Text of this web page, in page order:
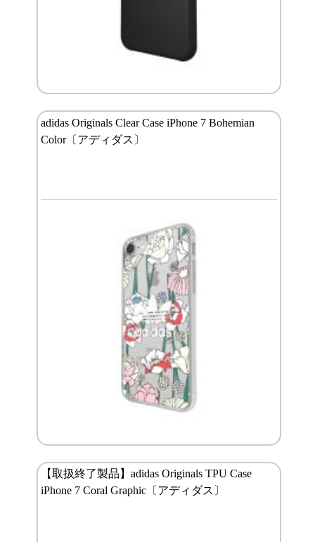
adidas Originals Clear Case iPhone 7 Bohemian
Color〔アディダス〕
【取扱終了製品】adidas Originals TPU Case
iPhone 7 Coral Graphic〔アディダス〕